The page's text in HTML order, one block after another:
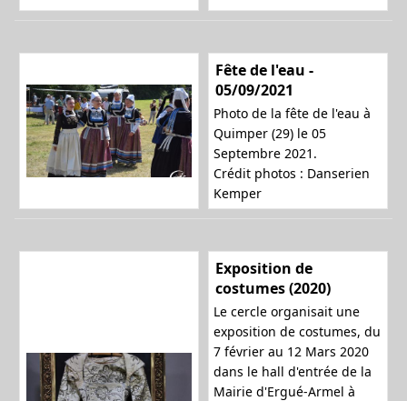
Fête de l'eau -
05/09/2021
Photo de la fête de l'eau à
Quimper (29) le 05
Septembre 2021.
Crédit photos : Danserien
Kemper
Exposition de
costumes (2020)
Le cercle organisait une
exposition de costumes, du
7 février au 12 Mars 2020
dans le hall d'entrée de la
Mairie d'Ergué-Armel à